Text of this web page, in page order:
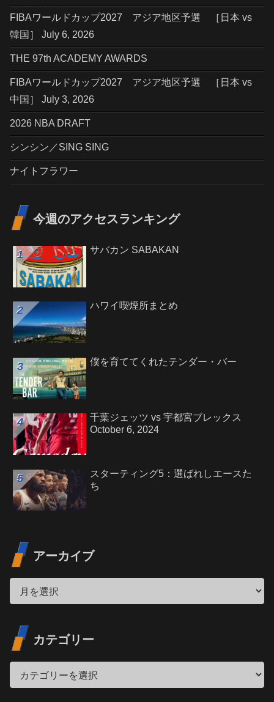
FIBAワールドカップ2027 アジア地区予選 ［日本 vs
韓国］ July 6, 2026
THE 97th ACADEMY AWARDS
FIBAワールドカップ2027 アジア地区予選 ［日本 vs
中国］ July 3, 2026
2026 NBA DRAFT
シンシン／SING SING
ナイトフラワー
今週のアクセスランキング
サバカン SABAKAN
ハワイ喫煙所まとめ
僕を育ててくれたテンダー・バー
千葉ジェッツ vs 宇都宮ブレックス
October 6, 2024
スターティング5：選ばれしエースた
ち
アーカイブ
カテゴリー